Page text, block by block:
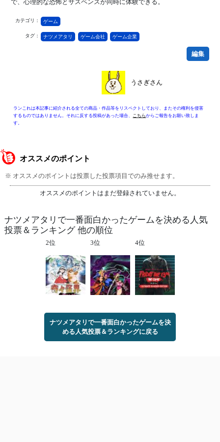
で、心理的な恐怖とサスペンスが同時に体験できる。
カテゴリ： ゲーム
タグ： ナツメアタリ ゲーム会社 ゲーム企業
編集
うさぎさん
ランこれは本記事に紹介される全ての商品・作品等をリスペクトしており、またその権利を侵害
するものではありません。それに反する投稿があった場合、 こちらからご報告をお願い致しま
す。
オススメのポイント
※ オススメのポイントは投票した投票項目でのみ推せます。
オススメのポイントはまだ登録されていません。
ナツメアタリで一番面白かったゲームを決める人気
投票＆ランキング 他の順位
2位 3位 4位
ナツメアタリで一番面白かったゲームを決
める人気投票＆ランキングに戻る